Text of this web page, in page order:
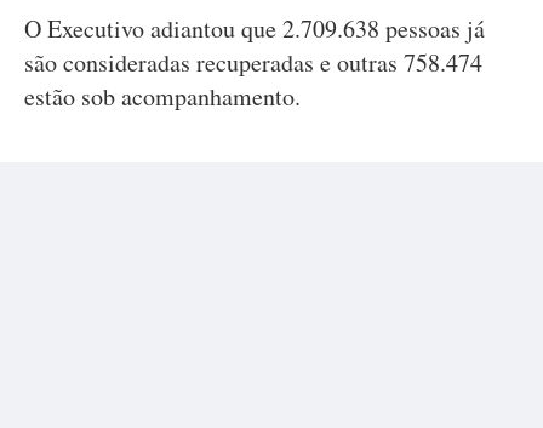
O Executivo adiantou que 2.709.638 pessoas já
são consideradas recuperadas e outras 758.474
estão sob acompanhamento.